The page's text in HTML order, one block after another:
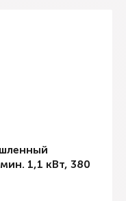
1,1 кВт, 380